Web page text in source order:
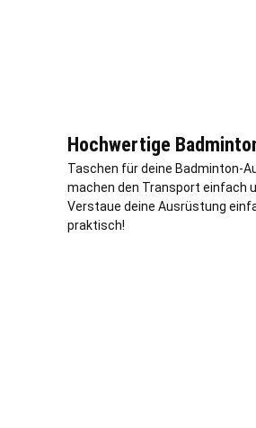
Hochwertige
Taschen für deine Badminton-
machen den Transport einfach
Verstaue deine Ausrüstung
praktisch!